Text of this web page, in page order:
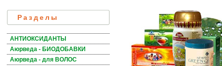
Разделы
АНТИОКСИДАНТЫ
Аюрведа - БИОДОБАВКИ
Аюрведа - для ВОЛОС